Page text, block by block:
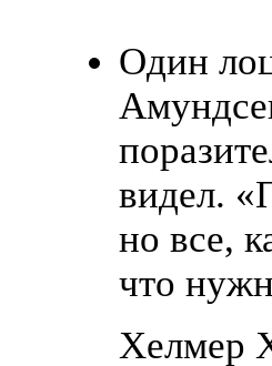
Один
видел. «
но все,
что
Хелмер